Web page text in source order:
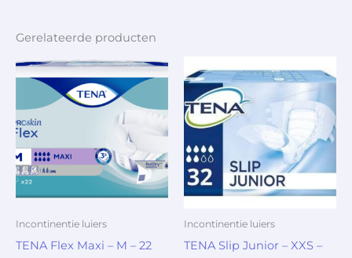
Gerelateerde producten
Incontinentie luiers
TENA Flex Maxi – M – 22
Incontinentie luiers
TENA Slip Junior – XXS –